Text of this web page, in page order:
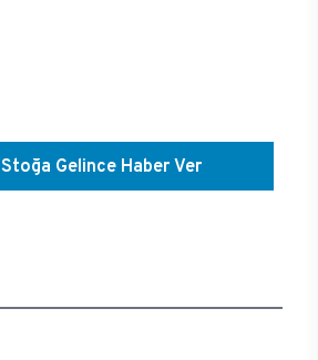
Stoğa Gelince Haber Ver